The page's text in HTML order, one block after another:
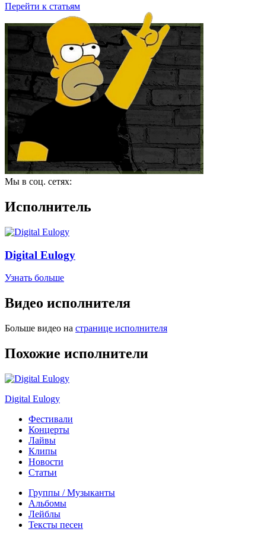
Перейти к статьям
Мы в соц. сетях:
Исполнитель
Digital Eulogy
Узнать больше
Видео исполнителя
Больше видео на странице исполнителя
Похожие исполнители
Digital Eulogy
Фестивали
Концерты
Лайвы
Клипы
Новости
Статьи
Группы / Музыканты
Альбомы
Лейблы
Тексты песен